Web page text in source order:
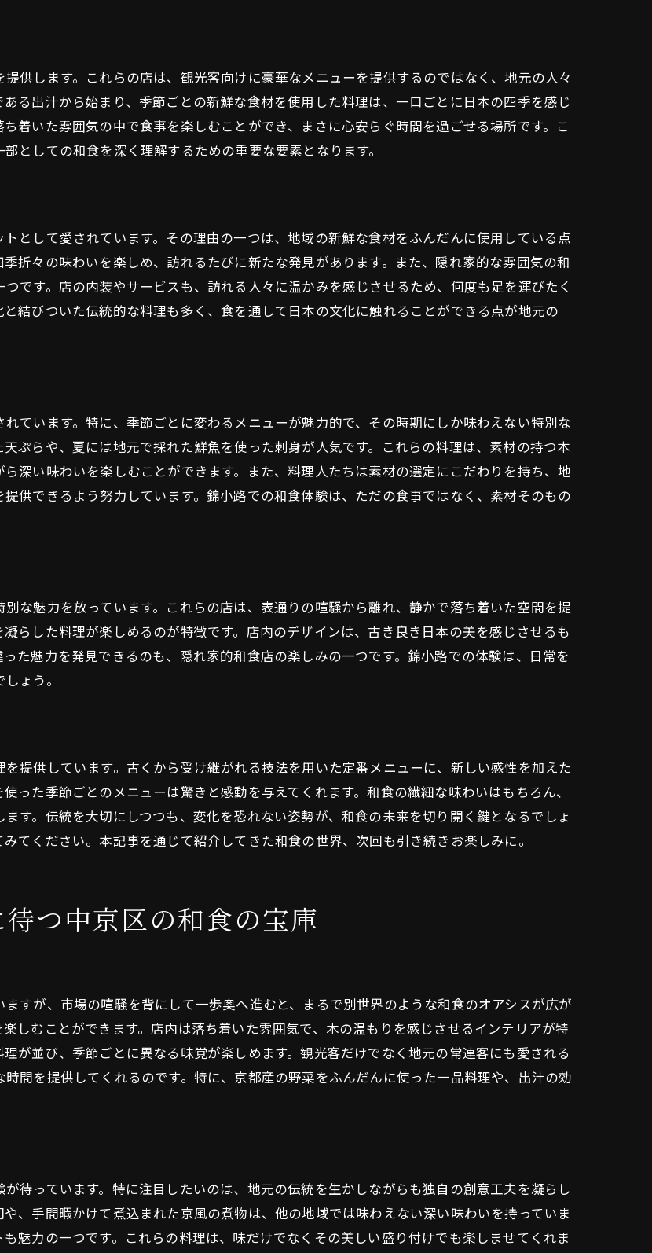
れ家的和食店の選び方
材の質にこだわる店主の哲学
るたびに新しい発見がある理由
食店で味わう中京区の旬の味
ごとのおすすめメニュー紹介
食材を活かした和食の美味しさ
が教える料理の裏話
中京区で発見する和食の美と深み
的背景が育む和食の魅力
区の街並みと和食店の調和
良き伝統を受け継ぐ料理人たち
小路で和食文化を探求する旅
文化を知るためのガイドブック
小路を巡る和食の旅の楽しみ方
小路で出会う隠れ家的和食の醍醐味
れ家的和食店を見つける楽しさ
家的和食店の選び方と楽しみ方
奥深い和食文化を錦小路で体感
と食の融合を体験する
るべき和食店リスト
体験を通じて広がる世界観
供します。これらの店は、観光客向けに豪華なメニューを提供するのではなく、地元の人々
る出汁から始まり、季節ごとの新鮮な食材を使用した料理は、一口ごとに日本の四季を感じ
着いた雰囲気の中で食事を楽しむことができ、まさに心安らぐ時間を過ごせる場所です。こ
としての和食を深く理解するための重要な要素となります。
として愛されています。その理由の一つは、地域の新鮮な食材をふんだんに使用している点
折々の味わいを楽しめ、訪れるたびに新たな発見があります。また、隠れ家的な雰囲気の和
です。店の内装やサービスも、訪れる人々に温かみを感じさせるため、何度も足を運びたく
結びついた伝統的な料理も多く、食を通して日本の文化に触れることができる点が地元の
ています。特に、季節ごとに変わるメニューが魅力的で、その時期にしか味わえない特別な
ぷらや、夏には地元で採れた鮮魚を使った刺身が人気です。これらの料理は、素材の持つ本
深い味わいを楽しむことができます。また、料理人たちは素材の選定にこだわりを持ち、地
供できるよう努力しています。錦小路での和食体験は、ただの食事ではなく、素材そのもの
な魅力を放っています。これらの店は、表通りの喧騒から離れ、静かで落ち着いた空間を提
らした料理が楽しめるのが特徴です。店内のデザインは、古き良き日本の美を感じさせるも
た魅力を発見できるのも、隠れ家的和食店の楽しみの一つです。錦小路での体験は、日常を
ょう。
提供しています。古くから受け継がれる技法を用いた定番メニューに、新しい感性を加えた
った季節ごとのメニューは驚きと感動を与えてくれます。和食の繊細な味わいはもちろん、
す。伝統を大切にしつつも、変化を恐れない姿勢が、和食の未来を切り開く鍵となるでしょ
てください。本記事を通じて紹介してきた和食の世界、次回も引き続きお楽しみに。
つ中京区の和食の宝庫
すが、市場の喧騒を背にして一歩奥へ進むと、まるで別世界のような和食のオアシスが広が
しむことができます。店内は落ち着いた雰囲気で、木の温もりを感じさせるインテリアが特
が並び、季節ごとに異なる味覚が楽しめます。観光客だけでなく地元の常連客にも愛される
間を提供してくれるのです。特に、京都産の野菜をふんだんに使った一品料理や、出汁の効
待っています。特に注目したいのは、地元の伝統を生かしながらも独自の創意工夫を凝らし
、手間暇かけて煮込まれた京風の煮物は、他の地域では味わえない深い味わいを持っていま
魅力の一つです。これらの料理は、味だけでなくその美しい盛り付けでも楽しませてくれま